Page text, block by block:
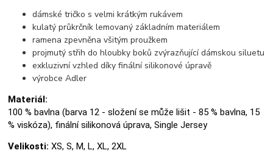
dámské tričko s velmi krátkým rukávem
kulatý průkrčník lemovaný základním materiálem
ramena zpevněna všitým proužkem
projmutý střih do hloubky boků zvýrazňující dámskou siluetu
exkluzivní vzhled díky finální silikonové úpravě
výrobce Adler
Materiál:
100 % bavlna (barva 12 - složení se může lišit - 85 % bavlna, 15
% viskóza), finální silikonová úprava, Single Jersey
Velikosti: XS, S, M, L, XL, 2XL